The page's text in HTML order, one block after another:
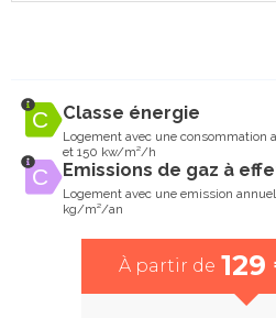
Classe énergie
Logement avec une consommation
et 150 kw/m²/h
Emissions de gaz à
Logement avec une emission
kg/m²/an
À partir de